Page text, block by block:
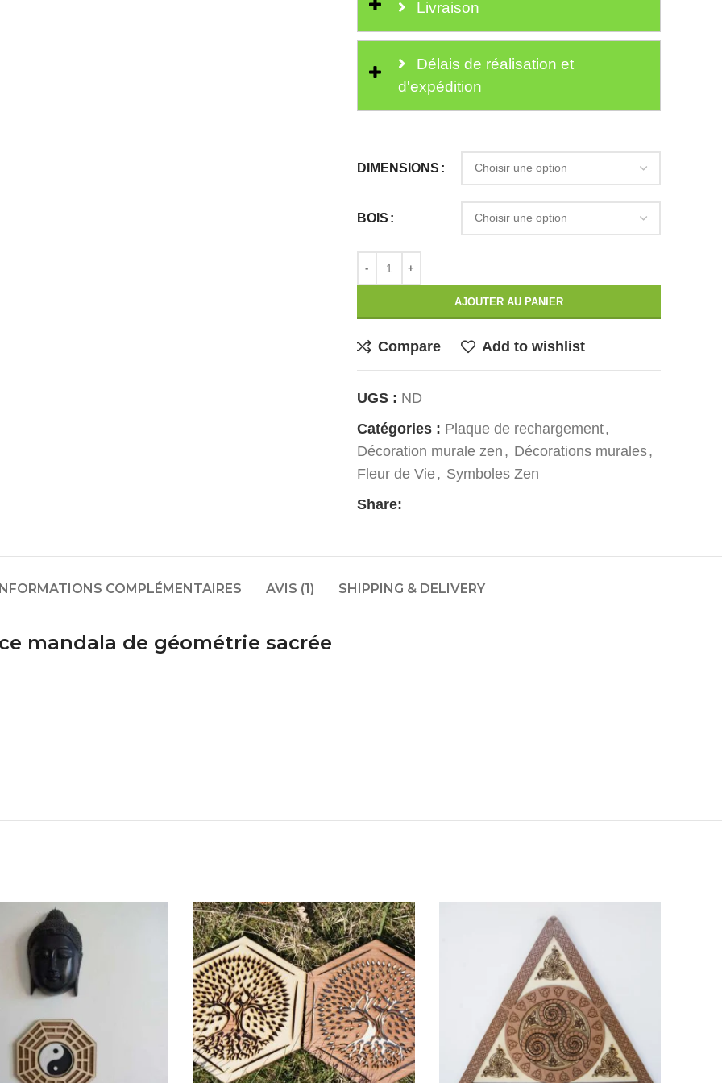
Livraison
Délais de réalisation et
d'expédition
DIMENSIONS
BOIS
AJOUTER AU PANIER
Compare Add to wishlist
UGS : ND
Catégories : Plaque de rechargement,
Décoration murale zen , Décorations murales,
Fleur de Vie, Symboles Zen
Share:
COMPLÉMENTAIRES AVIS (1) SHIPPING & DELIVERY
mandala de géométrie sacrée